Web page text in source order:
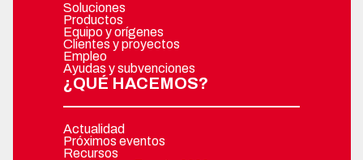
Soluciones
Productos
Equipo y orígenes
Clientes y proyectos
Empleo
Ayudas y subvenciones
¿QUÉ HACEMOS?
Actualidad
Próximos eventos
Recursos